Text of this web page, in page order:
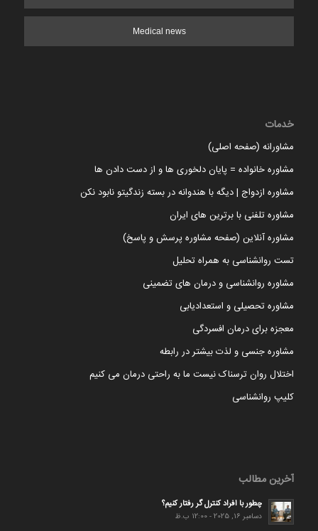
Medical news
خدمات
مشاورانه (صفحه اصلی)
مشاوره خانواده = پایان دلخوری ها و از دست دادن ها
مشاوره ازدواج | دیگه با هندوانه در بسته زندگیتو نابود نکن
مشاوره تلفنی با برترین های ایران
مشاوره آنلاین (صفحه مشاوره پرسش و پاسخ)
تست روانشناسی به همراه تحلیل
مشاوره روانشناسی و درمان های تضمینی
مشاوره تحصیلی و استعدادیابی
معجزه برای درمان افسردگی
مشاوره جنسی و لذت بیشتر در رابطه
اختلال روان ترسناک نیست ما به راحتی درمان می کنیم
کلیپ روانشناسی
آخرین مطالب
چطور با افراد کنترل گر رفتار کنیم؟
دسامبر 16, 2025 - 12:00 ب.ظ